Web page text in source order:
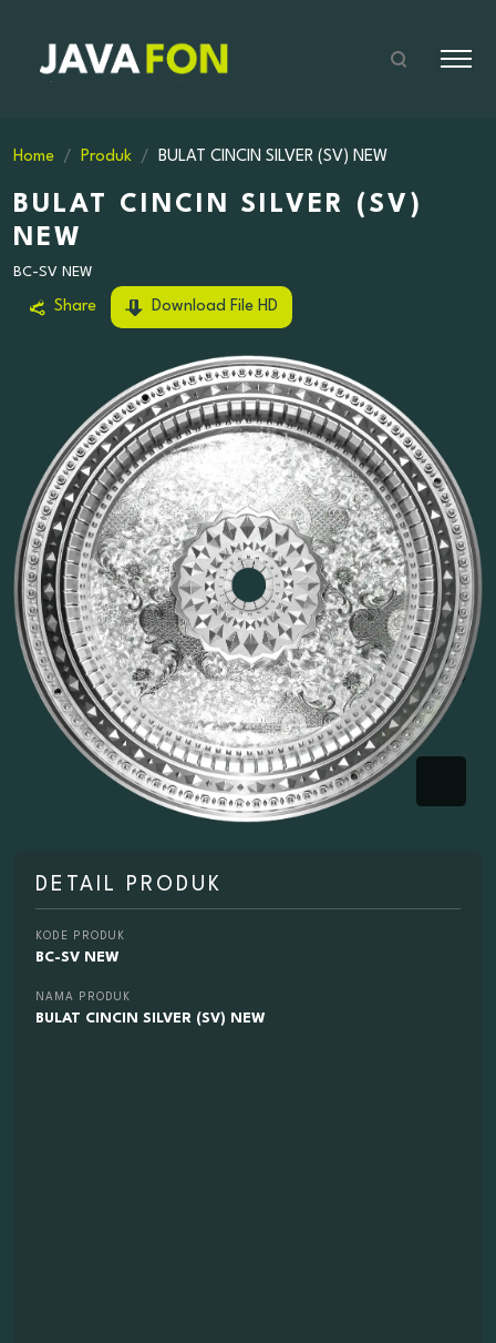
Home Produk BULAT CINCIN SILVER (SV) NEW
BULAT CINCIN SILVER (SV)
NEW
BC-SV NEW
Share Download File HD
DETAIL PRODUK
KODE PRODUK
BC-SV NEW
NAMA PRODUK
BULAT CINCIN SILVER (SV) NEW